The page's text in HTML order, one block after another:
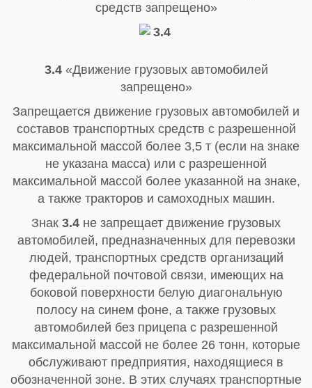
средств запрещено»
3.4«Движение грузовых автомобилей
запрещено»
Запрещается движение грузовых автомобилей и
составов транспортных средств с разрешенной
максимальной массой более 3,5 т (если на знаке
не указана масса) или с разрешенной
максимальной массой более указанной на знаке,
а также тракторов и самоходных машин.
Знак 3.4 не запрещает движение грузовых
автомобилей, предназначенных для перевозки
людей, транспортных средств организаций
федеральной почтовой связи, имеющих на
боковой поверхности белую диагональную
полосу на синем фоне, а также грузовых
автомобилей без прицепа с разрешенной
максимальной массой не более 26 тонн, которые
обслуживают предприятия, находящиеся в
обозначенной зоне. В этих случаях транспортные